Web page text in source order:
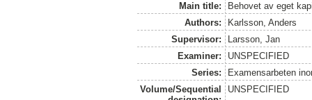
Main title:
Behovet av eget
Authors:
Karlsson, Anders
Supervisor:
Larsson, Jan
Examiner:
UNSPECIFIED
Series:
Examensarbeten
Volume/Sequential
UNSPECIFIED